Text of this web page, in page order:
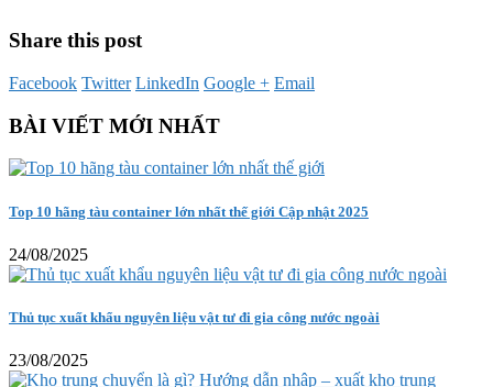
Share this post
Facebook Twitter LinkedIn Google + Email
BÀI VIẾT MỚI NHẤT
Top 10 hãng tàu container lớn nhất thế giới Cập nhật 2025
24/08/2025
Thủ tục xuất khẩu nguyên liệu vật tư đi gia công nước ngoài
23/08/2025